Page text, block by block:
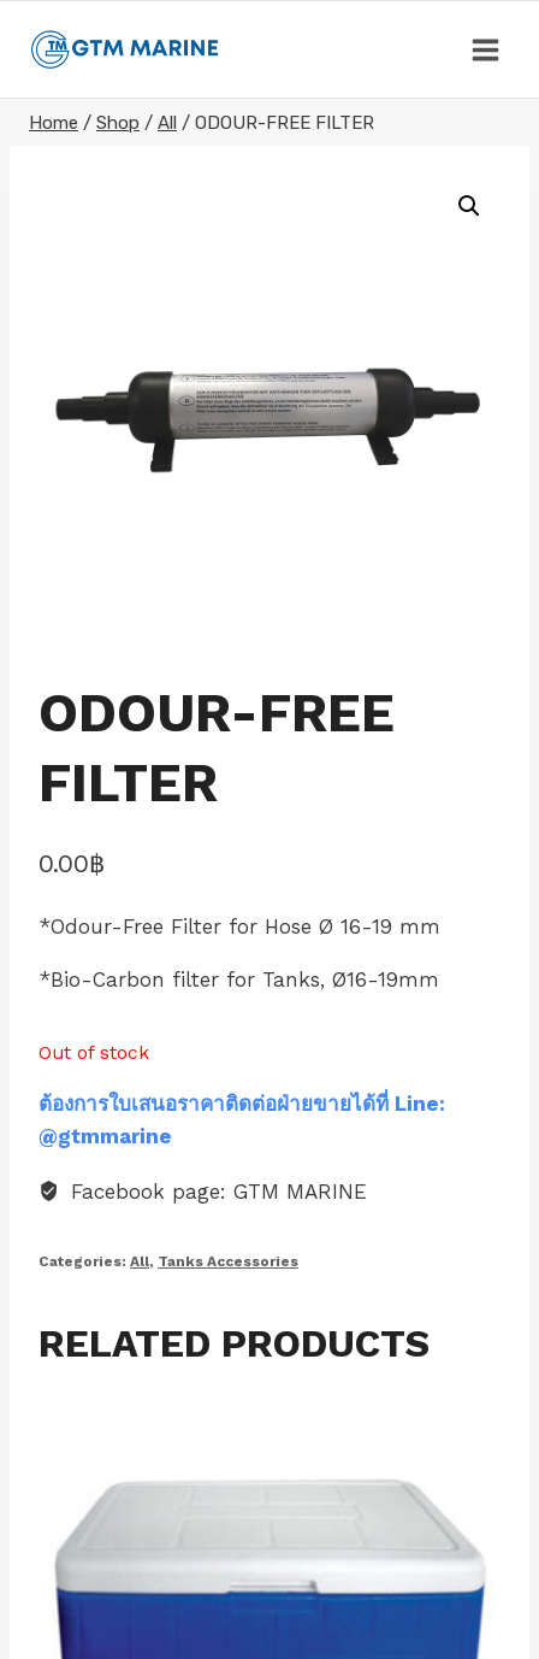
Home / Shop / All / ODOUR-FREE FILTER
ODOUR-FREE
FILTER
0.00฿
*Odour-Free Filter for Hose Ø 16-19 mm
*Bio-Carbon filter for Tanks, Ø16-19mm
Out of stock
ต้องการใบเสนอราคาติดต่อฝ่ายขายได้ที่ Line:
@gtmmarine
Facebook page: GTM MARINE
Categories: All, Tanks Accessories
RELATED PRODUCTS